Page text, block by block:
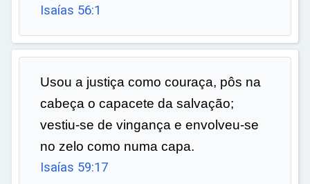
Isaías 56:1
Usou a justiça como couraça, pôs na
cabeça o capacete da salvação;
vestiu-se de vingança e envolveu-se
no zelo como numa capa.
Isaías 59:17